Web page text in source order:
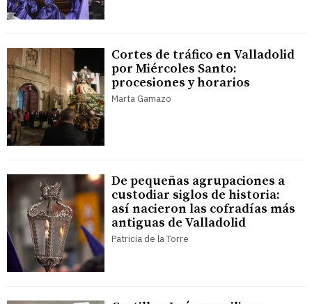
Cortes de tráfico en Valladolid
por Miércoles Santo:
procesiones y horarios
Marta Gamazo
De pequeñas agrupaciones a
custodiar siglos de historia:
así nacieron las cofradías más
antiguas de Valladolid
Patricia de la Torre